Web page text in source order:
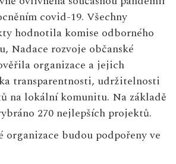
covid-19. Všechny
hodnotila komise odborného
Nadace rozvoje občanské
organizace a jejich
transparentnosti, udržitelnosti
na lokální komunitu. Na základě
270 nejlepších projektů.
organizace budou podpořeny ve